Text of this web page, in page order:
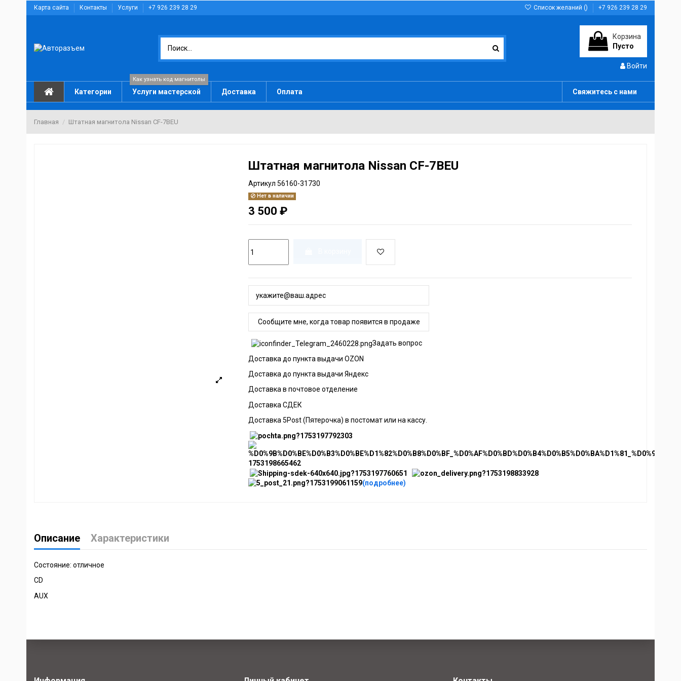
Карта сайта Контакты Услуги +7 926 239 28 29 Список желаний () +7 926 239 28 29
Корзина
Пусто
Войти
Категории Услуги мастерской
Как узнать код магнитолы
Доставка Оплата Свяжитесь с нами
Главная Штатная магнитола Nissan CF-7BEU
Штатная магнитола Nissan CF-7BEU
Артикул 56160-31730
Нет в наличии
3 500 ₽
Задать вопрос
Доставка до пункта выдачи OZON
Доставка до пункта выдачи Яндекс
Доставка в почтовое отделение
Доставка СДЕК
Доставка 5Post (Пятерочка) в постомат или на кассу.
(подробнее)
Описание Характеристики
Состояние: отличное
CD
AUX